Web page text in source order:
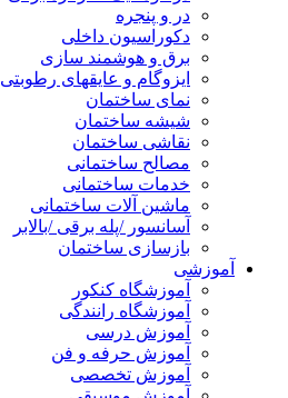
در و پنجره
دکوراسیون داخلی
برق و هوشمند سازی
ایزوگام و عایقهای رطوبتی
نمای ساختمان
شیشه ساختمان
نقاشی ساختمان
مصالح ساختمانی
خدمات ساختمانی
ماشین آلات ساختمانی
آسانسور /پله برقی /بالابر
بازسازی ساختمان
آموزشی
آموزشگاه کنکور
آموزشگاه رانندگی
آموزش درسی
آموزش حرفه و فن
آموزش تخصصی